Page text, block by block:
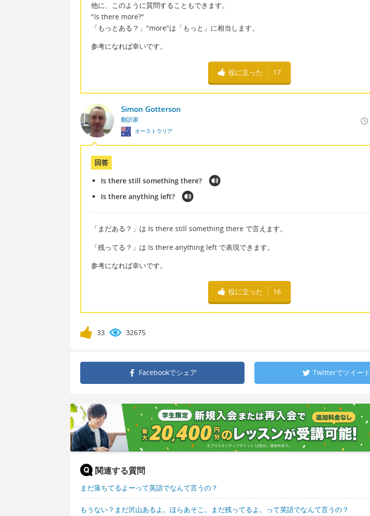
他に、このように質問することもできます。
"Is there more?"
「もっとある？」"more"は「もっと」に相当します。
参考になれば幸いです。
役に立った 17
Simon Gotterson
翻訳家
オーストラリア
回答
Is there still something there?
Is there anything left?
「まだある？」は Is there still something there で言えます。
「残ってる？」は Is there anything left で表現できます。
参考になれば幸いです。
役に立った 16
33 32675
Facebookでシェア Twitterでツイート
関連する質問
まだ落ちてるよーって英語でなんて言うの？
もうない？まだ沢山あるよ。ほらあそこ。まだ残ってるよ。って英語でなんて言うの？